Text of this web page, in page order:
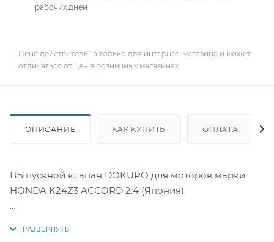
рабочих дней
Цена действительна только для интернет-магазина и может
отличаться от цен в розничных магазинах
ОПИСАНИЕ КАК КУПИТЬ ОПЛАТА
ВЫпускной клапан DOKURO для моторов марки
HONDA K24Z3 ACCORD 2.4 (Япония)